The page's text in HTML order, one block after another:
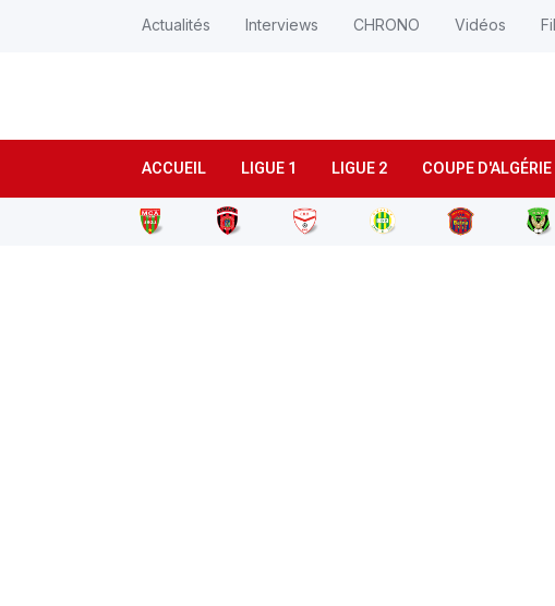
ACCUEIL LIGUE 1 LIGUE 2 COUPE D'ALGÉRIE
Actualités Interviews CHRONO Vidéos